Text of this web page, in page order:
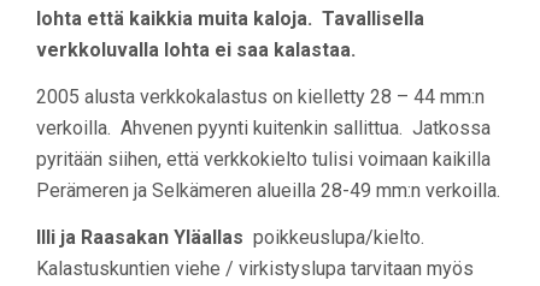
lohta että kaikkia muita kaloja. Tavallisella
verkkoluvalla lohta ei saa kalastaa.
2005 alusta verkkokalastus on kielletty 28 – 44 mm:n
verkoilla. Ahvenen pyynti kuitenkin sallittua. Jatkossa
pyritään siihen, että verkkokielto tulisi voimaan kaikilla
Perämeren ja Selkämeren alueilla 28-49 mm:n verkoilla.
Illi ja Raasakan Yläallas poikkeuslupa/kielto.
Kalastuskuntien viehe / virkistyslupa tarvitaan myös